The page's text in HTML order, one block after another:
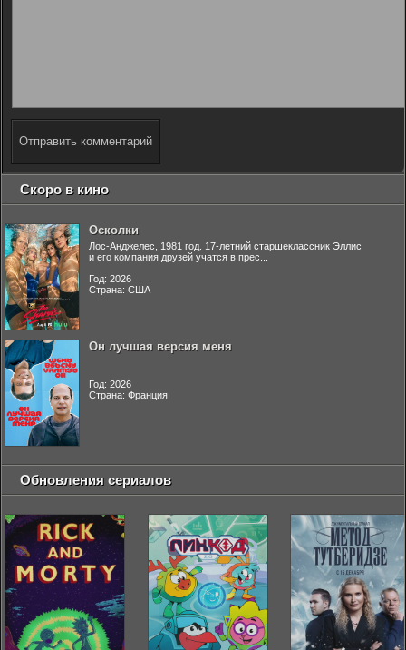
Отправить комментарий
Скоро в кино
Осколки
Лос-Анджелес, 1981 год. 17-летний старшеклассник Эллис
и его компания друзей учатся в прес...
Год: 2026
Страна: США
Он лучшая версия меня
Год: 2026
Страна: Франция
Обновления сериалов